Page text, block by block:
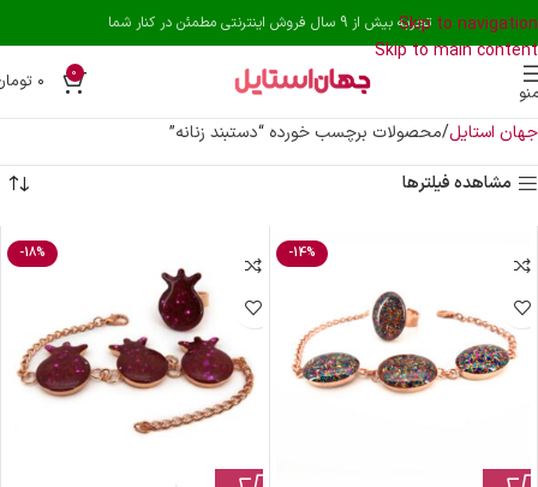
Skip to navigation
Skip to main content
تجربه بیش از 9 سال فروش اینترنتی مطمئن در کنار شما
0 ۰
جهان استایل محصولات برچسب خورده “دستبند زنانه”
مشاهده فیلترها
-14%
-18%